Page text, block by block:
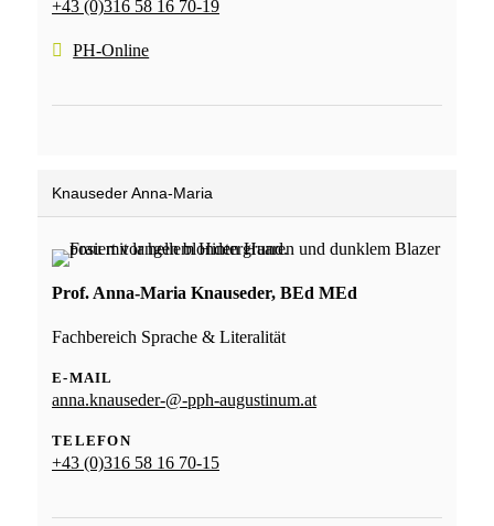
+43 (0)316 58 16 70-19
PH-Online
Knauseder Anna-Maria
Prof. Anna-Maria Knauseder, BEd MEd
Fachbereich Sprache & Literalität
E-MAIL
anna.knauseder-@-pph-augustinum.at
TELEFON
+43 (0)316 58 16 70-15